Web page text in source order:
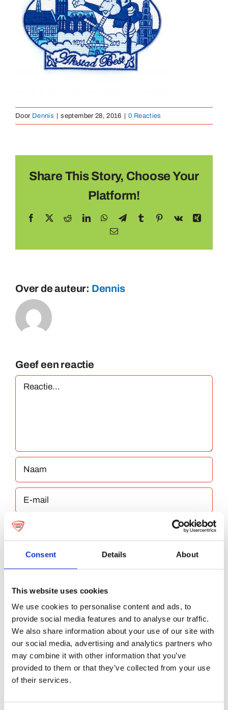
Consent Details About
This website uses cookies
We use cookies to personalise content and ads, to
provide social media features and to analyse our traffic.
We also share information about your use of our site with
our social media, advertising and analytics partners who
may combine it with other information that you’ve
provided to them or that they’ve collected from your use
of their services.
Medaillen
Magnete
Door Dennis | september 28, 2016 | 0 Reacties
Share This Story, Choose Your
Platform!
Facebook RedditLinkedInWhatsApp
TelegramTumblr Pinterest
Vk
Xing
E-
Over de auteur: Dennis
Geef een reactie
Reactie
Bewaar mijn naam, e-mailadres en website
reageer.